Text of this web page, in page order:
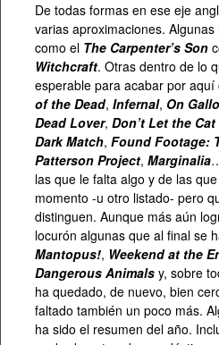
De todas formas en ese eje
varias aproximaciones.
como el The Carpenter’s Son
Witchcraft. Otras dentro de lo
esperable para acabar por aquí
of the Dead, Infernal, On
Dead Lover, Don’t Let the
Dark Match, Found Footage:
Patterson Project, Marginalia
las que le falta algo y de las
momento -u otro listado- pero
distinguen. Aunque más aún
locurón algunas que al final se
Mantopus!, Weekend at the
Dangerous Animals y, sobre
ha quedado, de nuevo, bien
faltado también un poco más.
ha sido el resumen del año.